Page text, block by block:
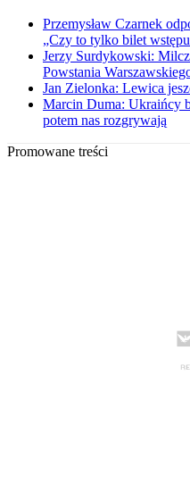
Przemysław Czarnek
„Czy to tylko bilet
Jerzy Surdykowski:
Powstania
Jan Zielonka: Lewica
Marcin Duma: Ukraińcy
potem nas rozgrywają
Promowane treści